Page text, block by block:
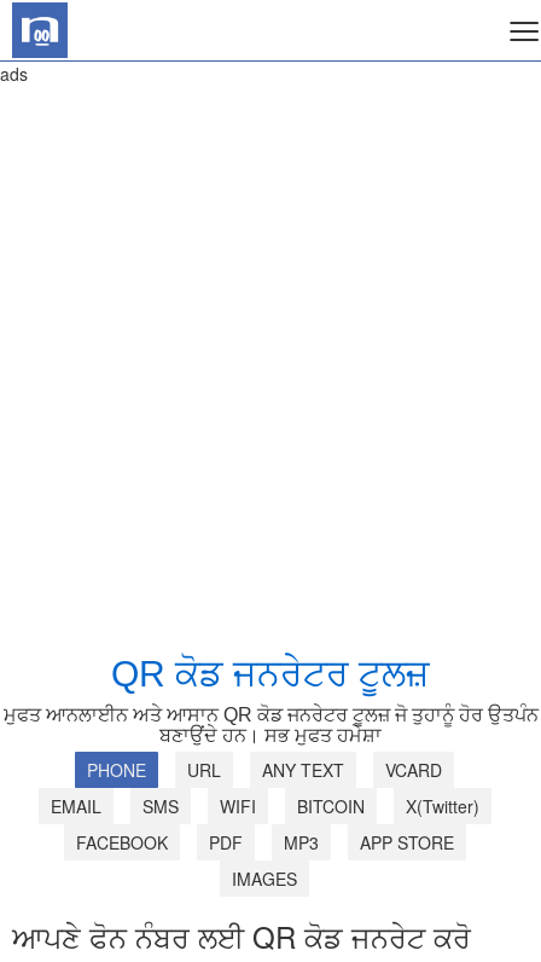
≡
ads
QR ਕੋਡ ਜਨਰੇਟਰ ਟੂਲਜ਼
ਮੁਫਤ ਆਨਲਾਈਨ ਅਤੇ ਆਸਾਨ QR ਕੋਡ ਜਨਰੇਟਰ ਟੂਲਜ਼ ਜੋ ਤੁਹਾਨੂੰ ਹੋਰ ਉਤਪੰਨ
ਬਣਾਉਂਦੇ ਹਨ। ਸਭ ਮੁਫਤ ਹਮੇਸ਼ਾ
PHONE URL ANY TEXT
VCARD
EMAIL
SMS WIFI BITCOIN
X(Twitter)
FACEBOOK
PDF MP3
APP STORE
IMAGES
ਆਪਣੇ ਫੋਨ ਨੰਬਰ ਲਈ QR ਕੋਡ ਜਨਰੇਟ ਕਰੋ